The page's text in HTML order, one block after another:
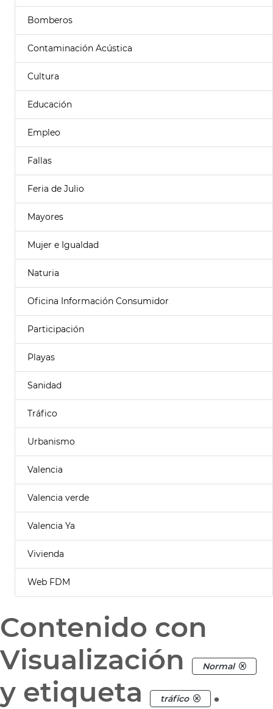
Bomberos
Contaminación Acústica
Cultura
Educación
Empleo
Fallas
Feria de Julio
Mayores
Mujer e Igualdad
Naturia
Oficina Información Consumidor
Participación
Playas
Sanidad
Tráfico
Urbanismo
Valencia
Valencia verde
Valencia Ya
Vivienda
Web FDM
Contenido con
Visualización
Normal
y etiqueta tráfico .